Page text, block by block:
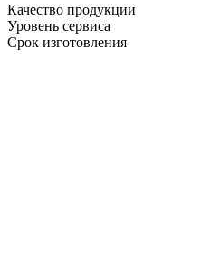
Качество продукции
Уровень сервиса
Срок изготовления